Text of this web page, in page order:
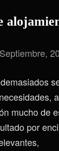
mucho de
por